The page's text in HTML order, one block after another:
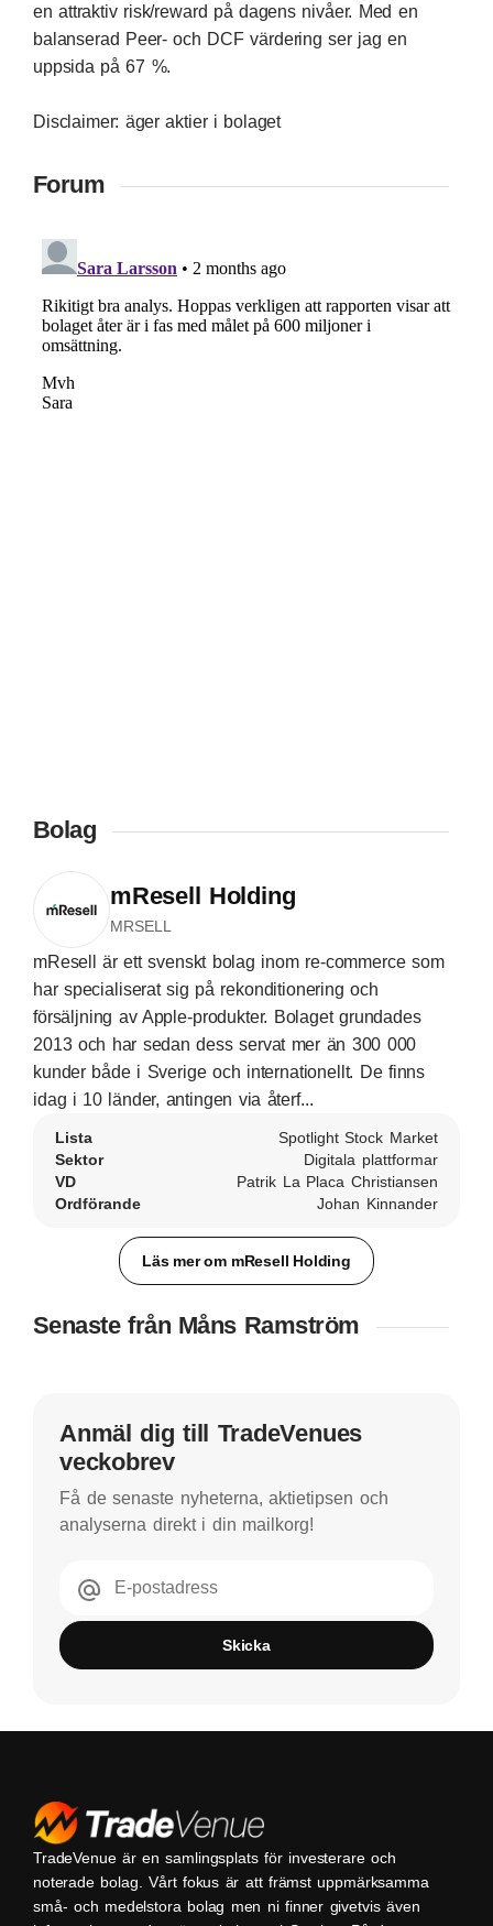
en attraktiv risk/reward på dagens nivåer. Med en
balanserad Peer- och DCF värdering ser jag en
uppsida på 67 %.
Disclaimer: äger aktier i bolaget
Forum
Bolag
mResell Holding
MRSELL
mResell är ett svenskt bolag inom re-commerce som
har specialiserat sig på rekonditionering och
försäljning av Apple-produkter. Bolaget grundades
2013 och har sedan dess servat mer än 300 000
kunder både i Sverige och internationellt. De finns
idag i 10 länder, antingen via återf...
Lista
Spotlight Stock Market
Sektor
Digitala plattformar
VD
Patrik La Placa Christiansen
Ordförande
Johan Kinnander
Läs mer om mResell Holding
Senaste från Måns Ramström
Anmäl dig till TradeVenues
veckobrev
Få de senaste nyheterna, aktietipsen och
analyserna direkt i din mailkorg!
E-postadress
Skicka
TradeVenue är en samlingsplats för investerare och
noterade bolag. Vårt fokus är att främst uppmärksamma
små- och medelstora bolag men ni finner givetvis även